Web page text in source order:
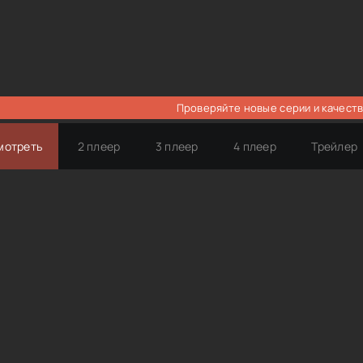
Проверяйте новые серии и
2 плеер 3 плеер 4 плеер Трейлер